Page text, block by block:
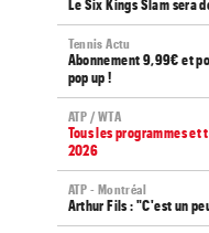
Le Six Kings Slam sera
Tennis Actu
Abonnement 9,99€ et
pop up !
ATP / WTA
Tous les programmes
2026
ATP - Montréal
Arthur Fils : "C'est un